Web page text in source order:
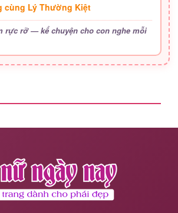
cùng Lý Thường Kiệt
rực rỡ — kể chuyện cho con nghe mỗi